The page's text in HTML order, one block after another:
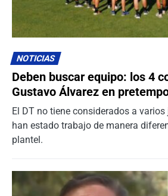
NOTICIAS
Deben buscar equipo: los 4
Gustavo Álvarez en
El DT no tiene considerados a
han estado trabajo de manera
plantel.